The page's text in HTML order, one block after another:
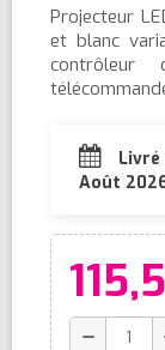
Projecteur
et blanc
Livré
Août
remove